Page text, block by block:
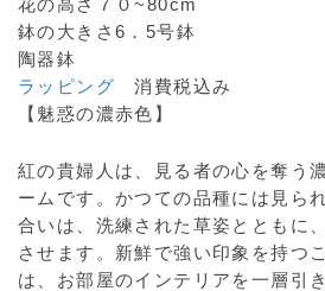
花の高さ７０~80cm
鉢の大きさ6．5号鉢
陶器鉢
ラッピング 消費税込み
【魅惑の濃赤色】
紅の貴婦人は、見る者の心を奪う
ームです。かつての品種には見ら
合いは、洗練された草姿とともに
させます。新鮮で強い印象を持つ
は、お部屋のインテリアを一層引